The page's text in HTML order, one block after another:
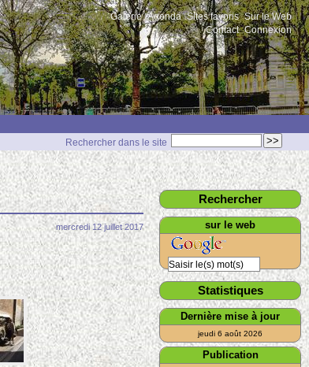
Galerie Agenda Sites favoris Sur le Web
Contact Connexion
Rechercher dans le site
mercredi 12 juillet 2017
Rechercher
sur le web
Statistiques
Dernière mise à jour
jeudi 6 août 2026
Publication